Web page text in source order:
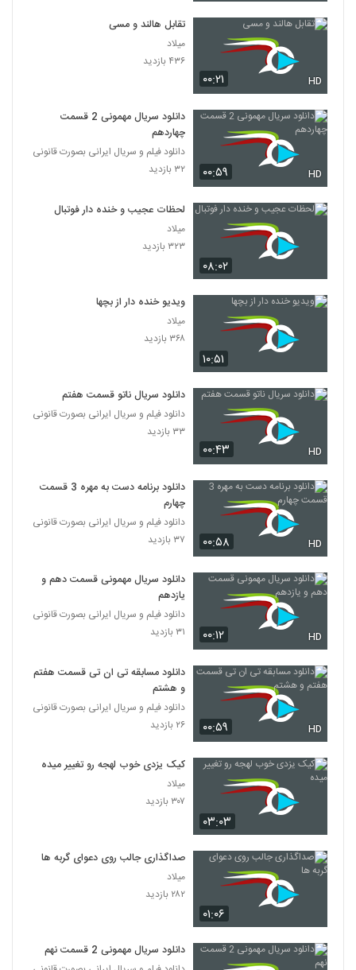
۰۰:۲۱ HD
تقابل هالند و مسی
میلاد
۴۳۶ بازدید
۰۰:۵۹ HD
دانلود سریال مهمونی 2 قسمت
چهاردهم
دانلود فیلم و سریال ایرانی بصورت قانونی
۳۲ بازدید
۰۸:۰۲
لحظات عجیب و خنده دار فوتبال
میلاد
۳۲۳ بازدید
۱۰:۵۱
ویدیو خنده دار از بچها
میلاد
۳۶۸ بازدید
۰۰:۴۳ HD
دانلود سریال ناتو قسمت هفتم
دانلود فیلم و سریال ایرانی بصورت قانونی
۳۳ بازدید
۰۰:۵۸ HD
دانلود برنامه دست به مهره 3 قسمت
چهارم
دانلود فیلم و سریال ایرانی بصورت قانونی
۳۷ بازدید
۰۰:۱۲ HD
دانلود سریال مهمونی قسمت دهم و
یازدهم
دانلود فیلم و سریال ایرانی بصورت قانونی
۳۱ بازدید
۰۰:۵۹ HD
دانلود مسابقه تی ان تی قسمت هفتم
و هشتم
دانلود فیلم و سریال ایرانی بصورت قانونی
۲۶ بازدید
۰۳:۰۳
کیک یزدی خوب لهجه رو تغییر میده
میلاد
۳۰۷ بازدید
۰۱:۰۶
صداگذاری جالب روی دعوای گربه ها
میلاد
۲۸۲ بازدید
دانلود سریال مهمونی 2 قسمت نهم